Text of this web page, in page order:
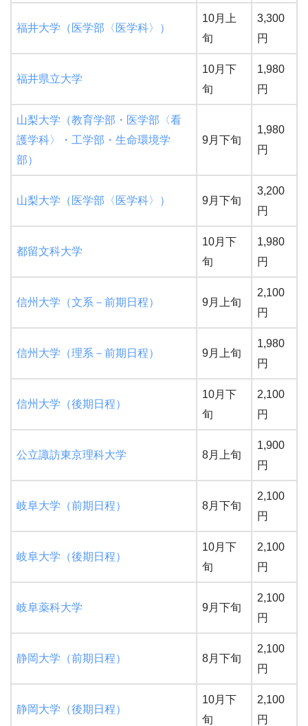
福井大学（医学部〈医学科〉）
10月上
旬
3,300
円
福井県立大学
10月下
旬
1,980
円
山梨大学（教育学部・医学部〈看
護学科〉・工学部・生命環境学
部）
9月下旬
1,980
円
山梨大学（医学部〈医学科〉） 9月下旬
3,200
円
都留文科大学
10月下
旬
1,980
円
信州大学（文系－前期日程） 9月上旬
2,100
円
信州大学（理系－前期日程） 9月上旬
1,980
円
信州大学（後期日程）
10月下
旬
2,100
円
公立諏訪東京理科大学 8月上旬
1,900
円
岐阜大学（前期日程） 8月下旬
2,100
円
岐阜大学（後期日程）
10月下
旬
2,100
円
岐阜薬科大学 9月下旬
2,100
円
静岡大学（前期日程） 8月下旬
2,100
円
静岡大学（後期日程）
10月下
旬
2,100
円